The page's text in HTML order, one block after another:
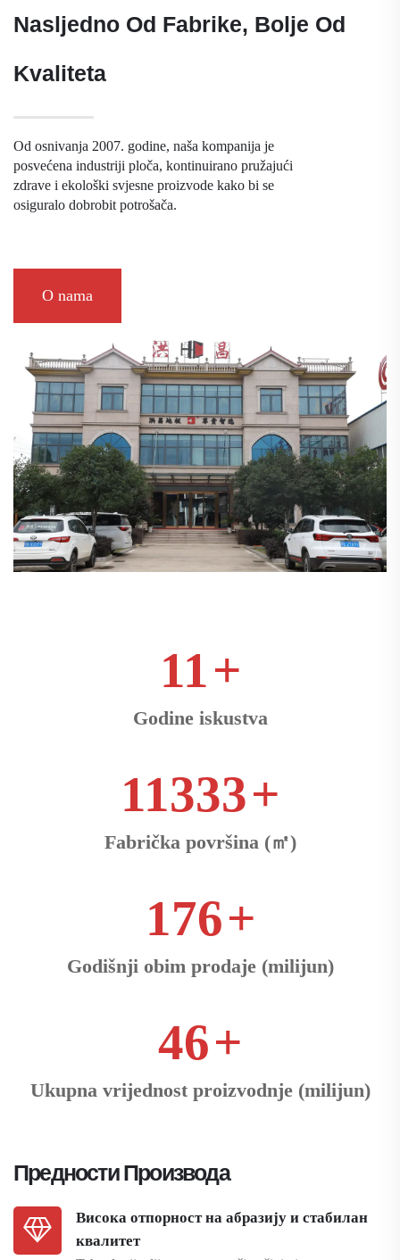
Nasljedno Od Fabrike, Bolje Od
Kvaliteta
Od osnivanja 2007. godine, naša kompanija je
posvećena industriji ploča, kontinuirano pružajući
zdrave i ekološki svjesne proizvode kako bi se
osiguralo dobrobit potrošača.
O nama
18+
Godine iskustva
18133+
Fabrička površina (㎡)
281+
Godišnji obim prodaje (milijun)
74+
Ukupna vrijednost proizvodnje (milijun)
Предности Производа
Висока отпорност на абразију и стабилан
квалитет